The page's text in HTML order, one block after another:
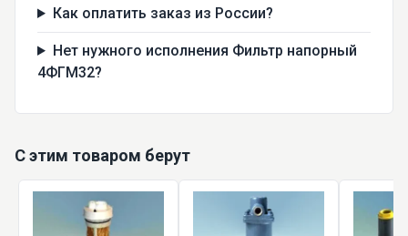
Как оплатить заказ из России?
Нет нужного исполнения Фильтр напорный
4ФГМ32?
С этим товаром берут